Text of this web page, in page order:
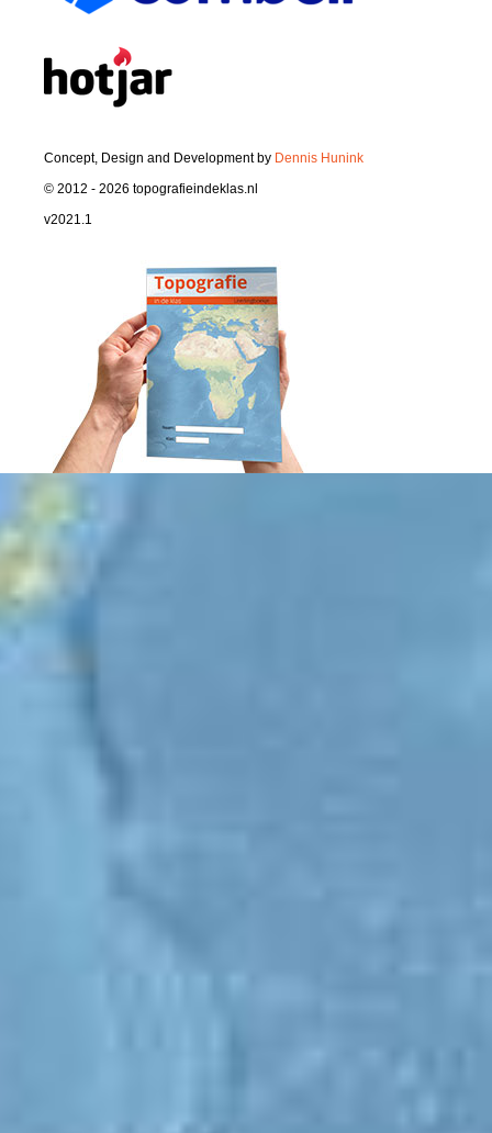
Concept, Design and Development by Dennis Hunink
© 2012 - 2026 topografieindeklas.nl
v2021.1